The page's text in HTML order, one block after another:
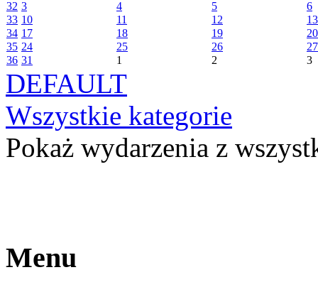
32 3 4 5
6
33 10 11 12
13
34 17 18 19
20
35 24 25 26
27
36 31 1 2 3
DEFAULT
Wszystkie kategorie
Pokaż wydarzenia z
Menu